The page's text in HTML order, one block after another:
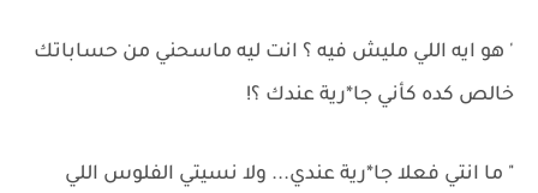
' هو ايه اللي مليش فيه ؟ انت ليه ماسحني من حساباتك
خالص كده كأني جا*رية عندك ؟!
" ما انتي فعلا جا*رية عندي... ولا نسيتي الفلوس اللي